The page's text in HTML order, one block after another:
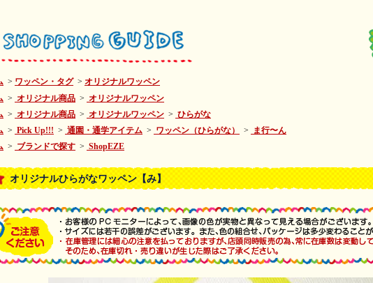
> ワッペン・タグ > オリジナルワッペン
> オリジナル商品 > オリジナルワッペン
> オリジナル商品 > オリジナルワッペン > ひらがな
> Pick Up!!! > 通園・通学アイテム > ワッペン（ひらがな） >
ま行〜ん
> ブランドで探す > ShopEZE
オリジナルひらがなワッペン【み】